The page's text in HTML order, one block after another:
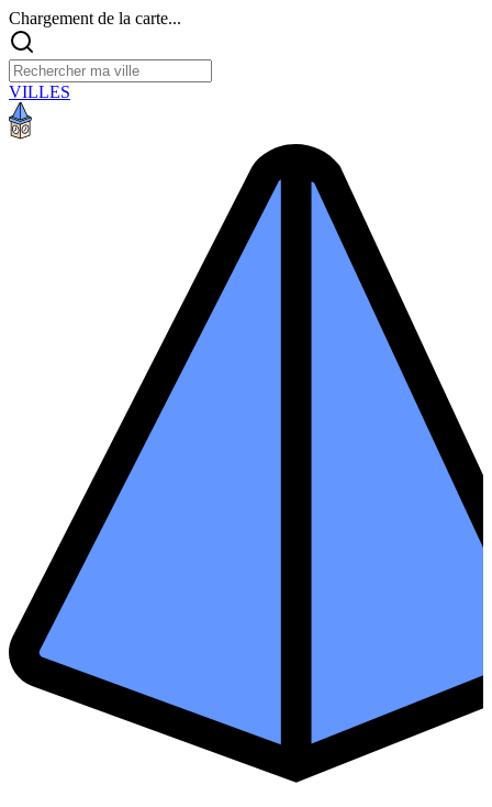
Chargement de la carte...
VILLES